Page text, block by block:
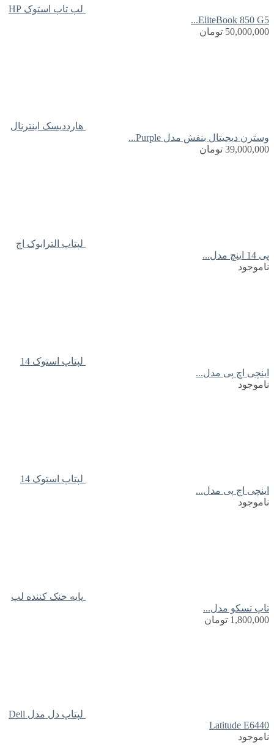
لپ تاپ استوک HP
EliteBook 850 G5...
50,000,000 تومان
هارددیسک اینترنال
وسترن دیجیتال بنفش مدل Purple...
39,000,000 تومان
لپتاپ الترابوک اچ
پی 14 اینچ مدل...
ناموجود
لپتاپ استوک 14
اینچی اچ پی مدل...
ناموجود
لپتاپ استوک 14
اینچی اچ پی مدل...
ناموجود
پایه خنک کننده لپ
تاپ تسکو مدل...
1,800,000 تومان
لپتاپ دل مدل Dell
Latitude E6440
ناموجود